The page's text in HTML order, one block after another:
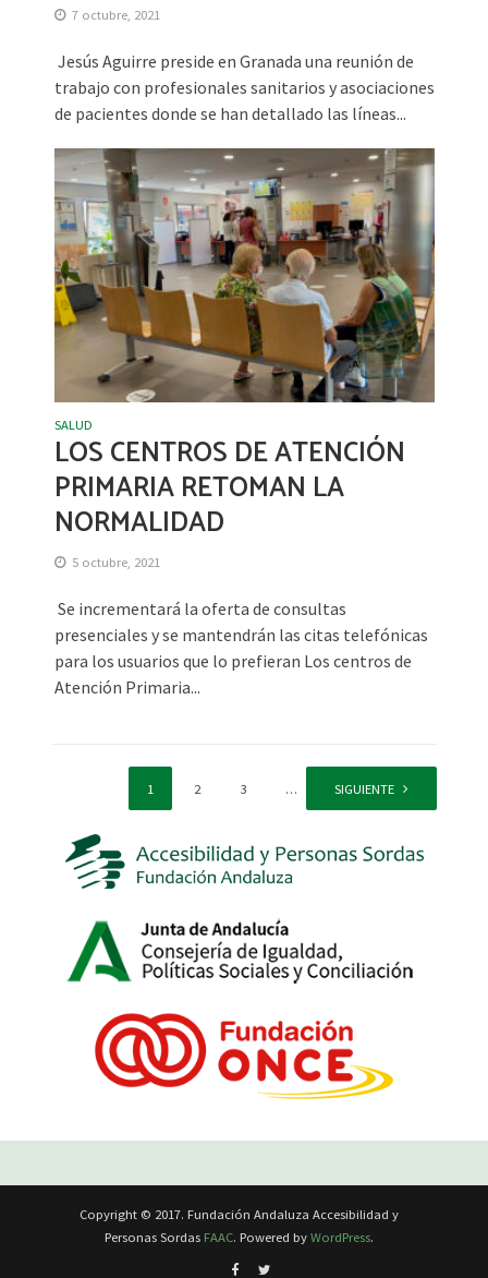
7 octubre, 2021
Jesús Aguirre preside en Granada una reunión de
trabajo con profesionales sanitarios y asociaciones
de pacientes donde se han detallado las líneas...
SALUD
LOS CENTROS DE ATENCIÓN
PRIMARIA RETOMAN LA
NORMALIDAD
5 octubre, 2021
Se incrementará la oferta de consultas
presenciales y se mantendrán las citas telefónicas
para los usuarios que lo prefieran Los centros de
Atención Primaria...
1 2 3 … 5
SIGUIENTE
Copyright © 2017. Fundación Andaluza Accesibilidad y
Personas Sordas FAAC. Powered by WordPress.